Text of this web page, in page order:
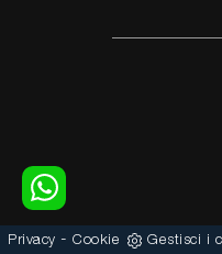
Privacy - Cookie Gestisci i